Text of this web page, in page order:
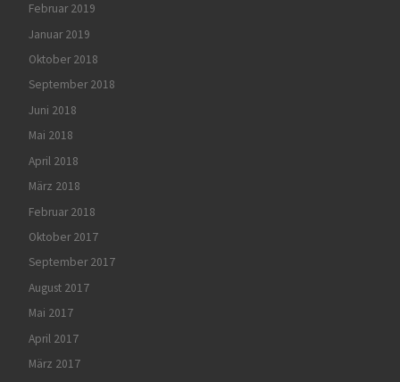
Februar 2019
Januar 2019
Oktober 2018
September 2018
Juni 2018
Mai 2018
April 2018
März 2018
Februar 2018
Oktober 2017
September 2017
August 2017
Mai 2017
April 2017
März 2017